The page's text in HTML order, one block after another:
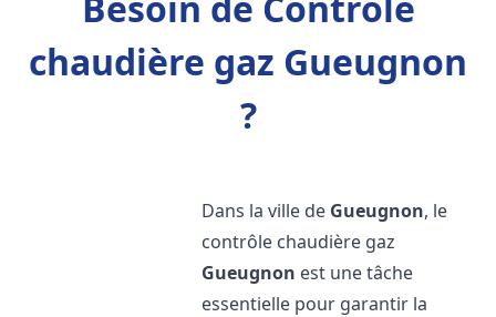
chaudière gaz Gueugnon
?
Dans la ville de Gueugnon, le
contrôle chaudière gaz
Gueugnon est une tâche
essentielle pour garantir la